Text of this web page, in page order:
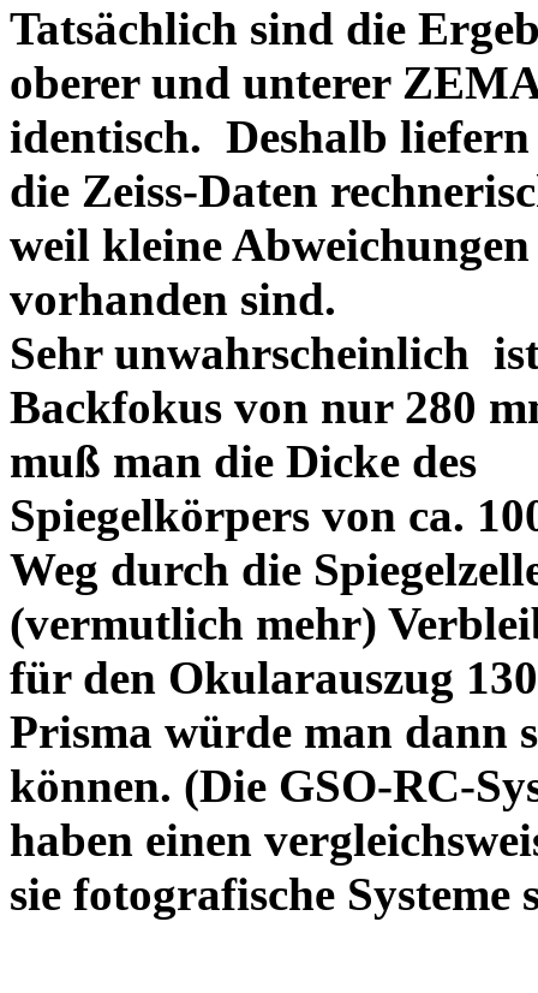
Tatsächlich sind die
oberer und unterer
identisch. Deshalb liefern
die Zeiss-Daten
weil kleine
vorhanden sind.
Sehr unwahrscheinlich
Backfokus von nur 280
muß man die Dicke des
Spiegelkörpers von ca.
Weg durch die
(vermutlich mehr)
für den Okularauszug
Prisma würde man dann
können. (Die GSO-RC-
haben einen
sie fotografische